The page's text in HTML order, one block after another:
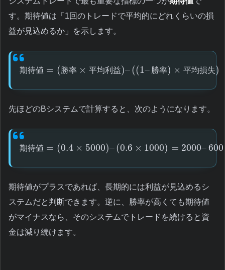
す。期待値は「1回のトレードで平均的にどれくらいの損
益が見込めるか」を示します。
期待値 = (勝率 × 平均利 益)–((1– 勝率) × 平均損失)
先ほどのBシステムで計算すると、次のようになります。
期待値 = (0.4 × 5000)–(0.6 × 1000) = 2000–600
期待値がプラスであれば、長期的には利益が見込めるシ
ステムだと判断できます。逆に、勝率が高くても期待値
がマイナスなら、そのシステムでトレードを続けると資
金は減り続けます。